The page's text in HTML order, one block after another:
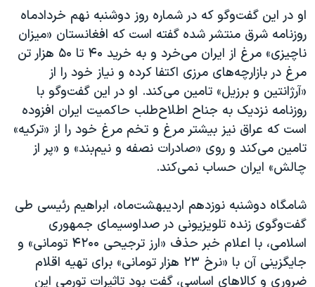
سفر پرزیدنت ترامپ به چین
او در این گفت‌وگو که در شماره روز دوشنبه نهم خردادماه
روزنامه شرق منتشر شده گفته است که افغانستان «میزان
ناچیزی» مرغ از ایران می‌خرد و به خرید ۴۰ تا ۵۰ هزار تن
مرغ در بازارچه‌های مرزی اکتفا کرده و نیاز خود را از
«آرژانتین و برزیل» تامین می‌کند. او در این گفت‌وگو با
روزنامه نزدیک به جناح اطلاح‌طلب حاکمیت ایران افزوده
است که عراق نیز بیشتر مرغ و تخم مرغ خود را از «ترکیه»
تامین می‌کند و روی «صادرات نصفه و نیم‌بند» و «پر از
چالش» ایران حساب نمی‌کند.
شامگاه دوشنبه نوزدهم اردیبهشت‌ماه، ابراهیم رئیسی طی
گفت‌وگوی زنده تلویزیونی در صداوسیمای جمهوری
اسلامی، با اعلام خبر حذف «ارز ترجیحی ۴۲۰۰ تومانی» و
جایگزینی آن با «نرخ ۲۳ هزار تومانی» برای تهیه اقلام
ضروری و کالاهای اساسی، گفت بود تاثیرات تورمی این